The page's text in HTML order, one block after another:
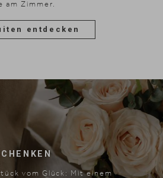
am Zimmer.
entdecken
vom Glück: Mit einem